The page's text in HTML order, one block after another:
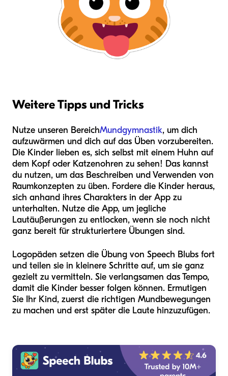
Weitere Tipps und Tricks
Nutze unseren BereichMundgymnastik, um dich
aufzuwärmen und dich auf das Üben vorzubereiten.
Die Kinder lieben es, sich selbst mit einem Huhn auf
dem Kopf oder Katzenohren zu sehen! Das kannst
du nutzen, um das Beschreiben und Verwenden von
Raumkonzepten zu üben. Fordere die Kinder heraus,
sich anhand ihres Charakters in der App zu
unterhalten. Nutze die App, um jegliche
Lautäußerungen zu entlocken, wenn sie noch nicht
ganz bereit für strukturiertere Übungen sind.
Logopäden setzen die Übung von Speech Blubs fort
und teilen sie in kleinere Schritte auf, um sie ganz
gezielt zu vermitteln. Sie verlangsamen das Tempo,
damit die Kinder besser folgen können. Ermutigen
Sie Ihr Kind, zuerst die richtigen Mundbewegungen
zu machen und erst später die Laute hinzuzufügen.